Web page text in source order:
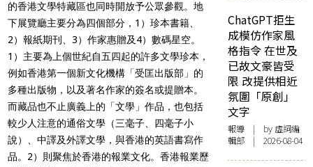
的香港文學特藏區也同時開放予公眾參觀。地
下展覽廳主要分為四個部分，1）珍本書籍、
2）報紙期刊、3）作家惠贈及4）數碼星空。
1）主要為上個世紀自五四起的許多文學珍本，
例如香港第一個新文化機構「受匡出版部」的
多種出版物，以及著名作家的簽名或提贈本。
而藏品也不止廣義上的「文學」作品，也包括
較少人注意的通俗文學（三毫子、四毫子小
說）、中譯及外譯文學，與香港的英語書寫作
品。2）則聚焦於香港的報業文化。香港報業歷
ChatGPT拒生
成模仿作家風
格指令 在世及
已故文豪皆受
限 改提供相近
氛圍「原創」
文字
報導 | by 虛詞編
輯部 | 2026-08-04